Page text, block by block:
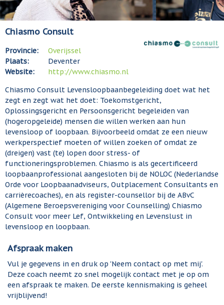
Chiasmo Consult
Provincie:
Overijssel
Plaats:
Deventer
Website:
http://www.chiasmo.nl
Chiasmo Consult Levensloopbaanbegeleiding doet wat het
zegt en zegt wat het doet: Toekomstgericht,
Oplossingsgericht en Persoonsgericht begeleiden van
(hogeropgeleide) mensen die willen werken aan hun
levensloop of loopbaan. Bijvoorbeeld omdat ze een nieuw
werkperspectief moeten of willen zoeken of omdat ze
(dreigen) vast (te) lopen door stress- of
functioneringsproblemen. Chiasmo is als gecertificeerd
loopbaanprofessional aangesloten bij de NOLOC (Nederlandse
Orde voor Loopbaanadviseurs, Outplacement Consultants en
carrièrecoaches), en als register-counsellor bij de ABvC
(Algemene Beroepsvereniging voor Counselling) Chiasmo
Consult voor meer Lef, Ontwikkeling en Levenslust in
levensloop en loopbaan.
Afspraak maken
Vul je gegevens in en druk op 'Neem contact op met mij'.
Deze coach neemt zo snel mogelijk contact met je op om
een afspraak te maken. De eerste kennismaking is geheel
vrijblijvend!